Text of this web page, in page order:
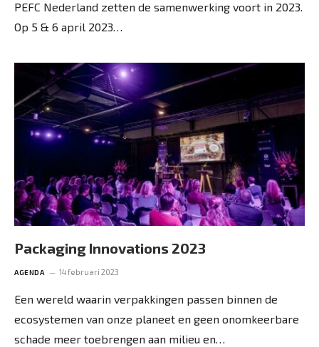
PEFC Nederland zetten de samenwerking voort in 2023.
Op 5 & 6 april 2023…
Packaging Innovations 2023
AGENDA 14 februari 2023
Een wereld waarin verpakkingen passen binnen de
ecosystemen van onze planeet en geen onomkeerbare
schade meer toebrengen aan milieu en…